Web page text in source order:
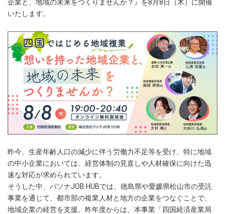
企業と、地域の未来をつくりませんか？』を8月8日（木）に開催
いたします。
昨今、生産年齢人口の減少に伴う労働力不足等を受け、特に地域
の中小企業においては、経営体制の見直しや人材確保に向けた迅
速な対応が求められています。
そうした中、パソナJOB HUBでは、徳島県や愛媛県松山市の受託
事業を通じて、都市部の複業人材と地方の企業をつなぐことで、
地域企業の経営を支援。昨年度からは、本事業「四国経済産業局